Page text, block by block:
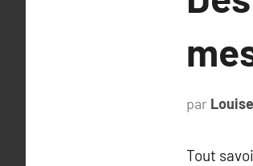
par
Tout